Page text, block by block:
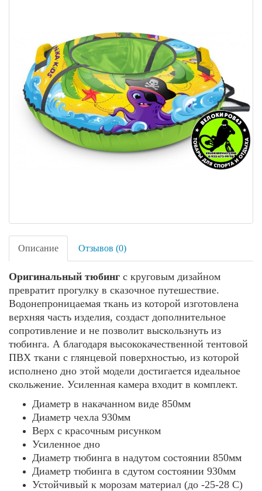
Описание Отзывов (0)
Оригинальный тюбинг с круговым дизайном
превратит прогулку в сказочное путешествие.
Водонепроницаемая ткань из которой изготовлена
верхняя часть изделия, создаст дополнительное
сопротивление и не позволит выскользнуть из
тюбинга. А благодаря высококачественной тентовой
ПВХ ткани с глянцевой поверхностью, из которой
исполнено дно этой модели достигается идеальное
скольжение. Усиленная камера входит в комплект.
Диаметр в накачанном виде 850мм
Диаметр чехла 930мм
Верх с красочным рисунком
Усиленное дно
Диаметр тюбинга в надутом состоянии 850мм
Диаметр тюбинга в сдутом состоянии 930мм
Устойчивый к морозам материал (до -25-28 С)